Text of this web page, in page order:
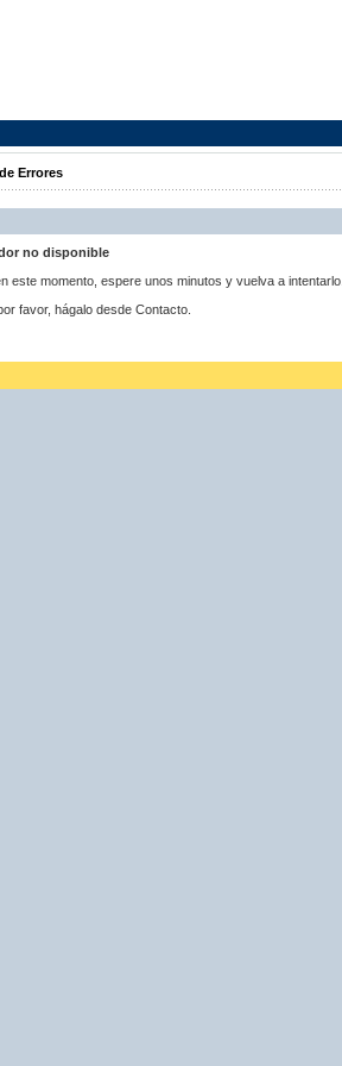
Errores
no disponible
este momento, espere unos minutos y vuelva a intentarlo.
favor, hágalo desde Contacto.